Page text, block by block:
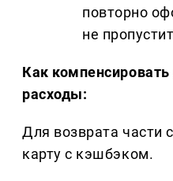
повторно
не
Как
расходы:
Для возврата части
карту с кэшбэком.